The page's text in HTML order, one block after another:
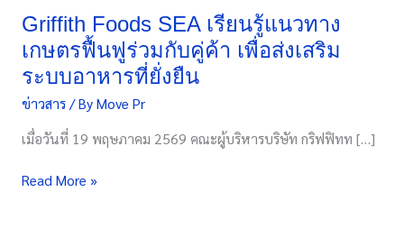
Griffith Foods SEA เรียนรู้แนวทาง
เกษตรฟื้นฟูร่วมกับคู่ค้า เพื่อส่งเสริม
ระบบอาหารที่ยั่งยืน
ข่าวสาร/ ByMove Pr
เมื่อวันที่ 19 พฤษภาคม 2569 คณะผู้บริหารบริษัท กริฟฟิทท […]
เรียน
รู้
แนวทาง
เกษตร
ฟื้นฟู
ร่วม
กับ
ค้า
Read More »